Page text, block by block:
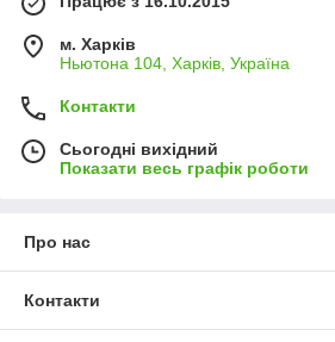
м. Харків
Ньютона 104, Харків, Україна
Контакти
Сьогодні вихідний
Показати весь графік роботи
Про нас
Контакти